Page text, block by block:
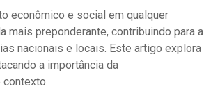
econômico e social em qualquer
mais preponderante, contribuindo para a
nacionais e locais. Este artigo explora
a importância da